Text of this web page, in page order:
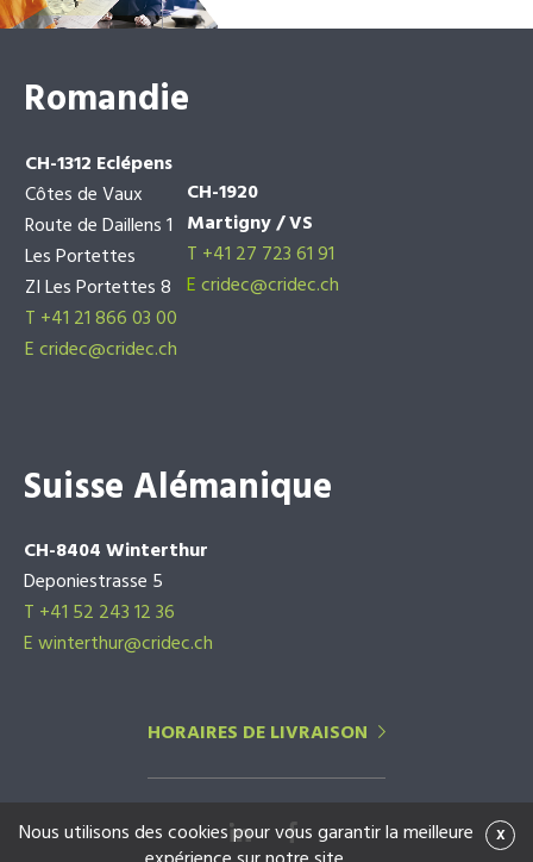
Romandie
CH-1312 Eclépens
Côtes de Vaux
Route de Daillens 1
Les Portettes
ZI Les Portettes 8
T +41 21 866 03 00
Ecridec@cridec.ch
CH-1920
Martigny / VS
T +41 27 723 61 91
Ecridec@cridec.ch
Suisse Alémanique
CH-8404 Winterthur
Deponiestrasse 5
T +41 52 243 12 36
E winterthur@cridec.ch
HORAIRES DE LIVRAISON
x
Nous utilisons des cookies pour vous garantir la meilleure